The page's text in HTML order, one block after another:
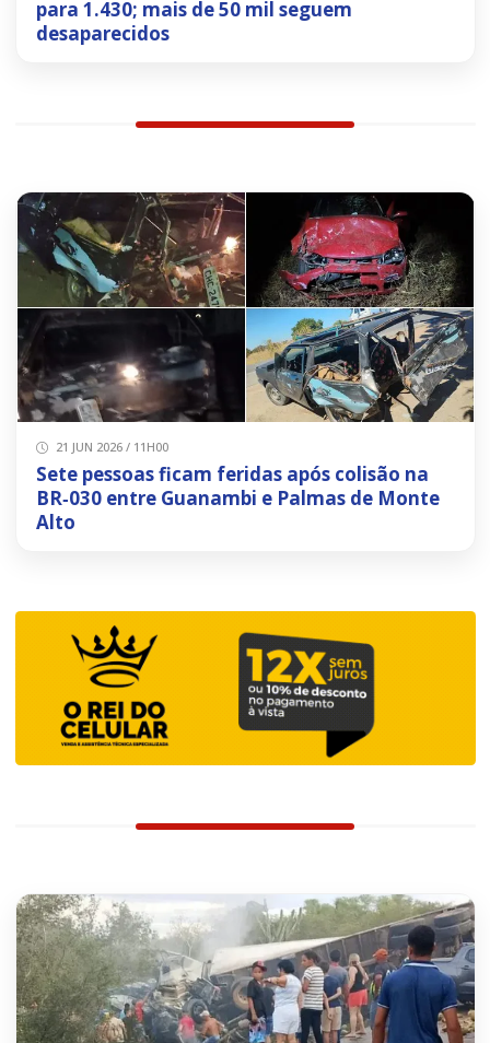
para 1.430; mais de 50 mil seguem
desaparecidos
21 JUN 2026 / 11H00
Sete pessoas ficam feridas após colisão na
BR‑030 entre Guanambi e Palmas de Monte
Alto